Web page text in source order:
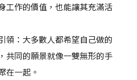
工作的價值，也能讓其充滿活
領：大多數人都希望自己做的
共同的願景就像一雙無形的手
在一起。